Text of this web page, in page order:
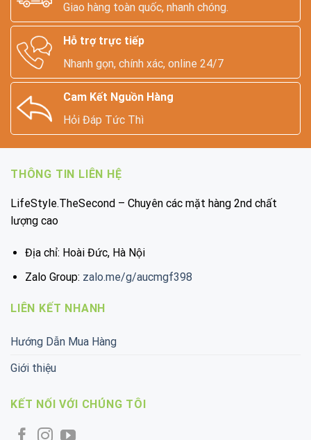
Giao hàng toàn quốc, nhanh chóng.
Hỗ trợ trực tiếp
Nhanh gọn, chính xác, online 24/7
Cam Kết Nguồn Hàng
Hỏi Đáp Tức Thì
THÔNG TIN LIÊN HỆ
LifeStyle.TheSecond – Chuyên các mặt hàng 2nd chất
lượng cao
Địa chỉ: Hoài Đức, Hà Nội
Zalo Group: zalo.me/g/aucmgf398
LIÊN KẾT NHANH
Hướng Dẫn Mua Hàng
Giới thiệu
KẾT NỐI VỚI CHÚNG TÔI